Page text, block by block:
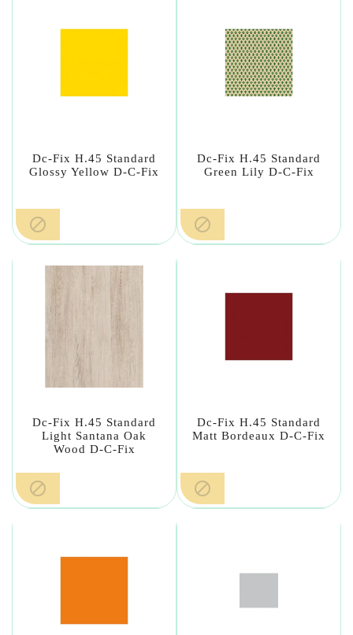
Dc-Fix H.45 Standard
Glossy Yellow D-C-Fix

Dc-Fix H.45 Standard
Green Lily D-C-Fix

Dc-Fix H.45 Standard
Light Santana Oak
Wood D-C-Fix

Dc-Fix H.45 Standard
Matt Bordeaux D-C-Fix
